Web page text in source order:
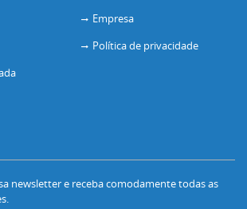
Empresa
Política de privacidade
newsletter e receba comodamente todas as